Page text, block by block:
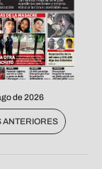
de 2026
ANTERIORES